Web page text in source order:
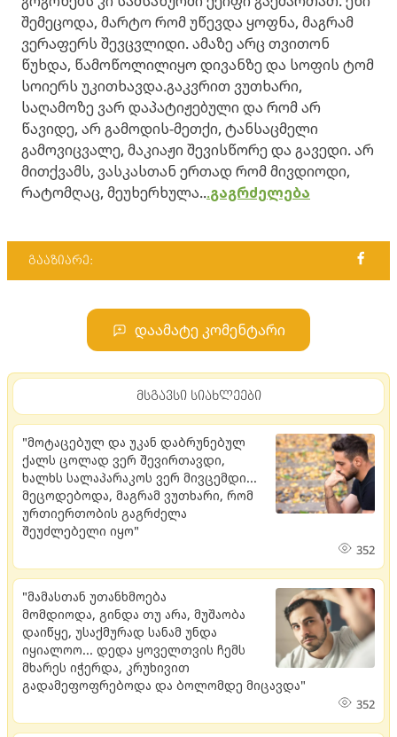
.გაგრძელება
გააზიარე:
დაამატე კომენტარი
მსგავსი სიახლეები
"მოტაცებულ და უკან დაბრუნებულ
ქალს ცოლად ვერ შევირთავდი,
ხალხს სალაპარაკოს ვერ მივცემდი...
მეცოდებოდა, მაგრამ ვუთხარი, რომ
ურთიერთობის გაგრძელა
შეუძლებელი იყო"
352
"მამასთან უთანხმოება
მომდიოდა, გინდა თუ არა, მუშაობა
დაიწყე, უსაქმურად სანამ უნდა
იყიალოო... დედა ყოველთვის ჩემს
მხარეს იჭერდა, კრუხივით
გადამეფოფრებოდა და ბოლომდე მიცავდა"
352